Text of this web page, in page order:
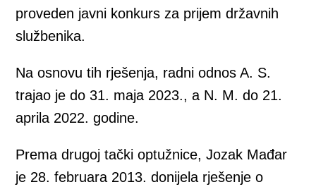
proveden javni konkurs za prijem državnih
službenika.
Na osnovu tih rješenja, radni odnos A. S.
trajao je do 31. maja 2023., a N. M. do 21.
aprila 2022. godine.
Prema drugoj tački optužnice, Jozak Mađar
je 28. februara 2013. donijela rješenje o